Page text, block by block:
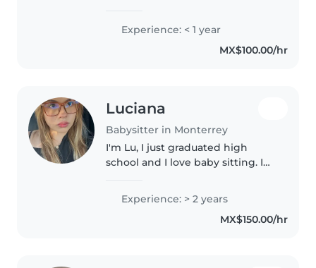
responsable y calmada, además
de cuidar niños, me siento
Experience: < 1 year
MX$100.00/hr
Luciana
Babysitter in Monterrey
I'm Lu, I just graduated high
school and I love baby sitting. I
my family all my life, especially
my little sister who is on the
spectrum. I love spending..
Experience: > 2 years
MX$150.00/hr